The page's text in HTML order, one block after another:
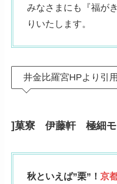
みなさまにも『福が
りいたします。
井金比羅宮HPより引
]菓寮 伊藤軒 極細モ
秋といえば”栗”！京